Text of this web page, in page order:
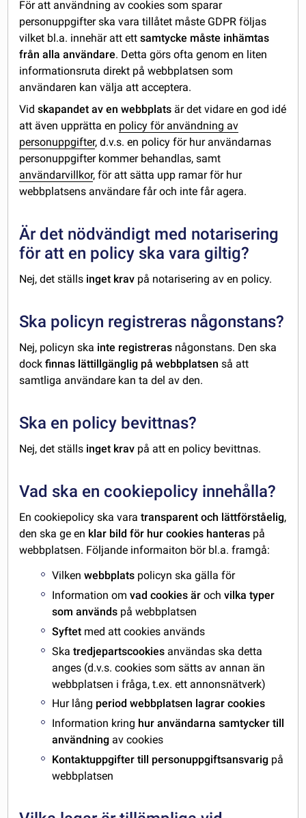
För att användning av cookies som sparar
personuppgifter ska vara tillåtet måste GDPR följas
vilket bl.a. innehär att ettsamtycke måste inhämtas
från alla användare. Detta görs ofta genom en liten
informationsruta direkt på webbplatsen som
användaren kan välja att acceptera.
Vidskapandet av en webbplats är det vidare en god idé
att även upprätta en policy för användning av
personuppgifter, d.v.s. en policy för hur användarnas
personuppgifter kommer behandlas, samt
användarvillkor, för att sätta upp ramar för hur
webbplatsens användare får och inte får agera.
Är det nödvändigt med notarisering
för att en policy ska vara giltig?
Nej, det ställs inget krav på notarisering av en policy.
Ska policyn registreras någonstans?
Nej, policyn ska inte registreras någonstans. Den ska
dockfinnas lättillgänglig på webbplatsen så att
samtliga användare kan ta del av den.
Ska en policy bevittnas?
Nej, det ställs inget krav på att en policy bevittnas.
Vad ska en cookiepolicy innehålla?
En cookiepolicy ska vara transparent och lättförståelig,
den ska ge en klar bild för hur cookies hanteras på
webbplatsen. Följande informaiton bör bl.a. framgå:
Vilkenwebbplats policyn ska gälla för
Information omvad cookies ärochvilka typer
som används på webbplatsen
Syftet med att cookies används
Skatredjepartscookies användas ska detta
anges (d.v.s. cookies som sätts av annan än
webbplatsen i fråga, t.ex. ett annonsnätverk)
Hur lång period webbplatsen lagrar cookies
Information kring hur användarna samtycker till
användning av cookies
Kontaktuppgifter till personuppgiftsansvarig på
webbplatsen